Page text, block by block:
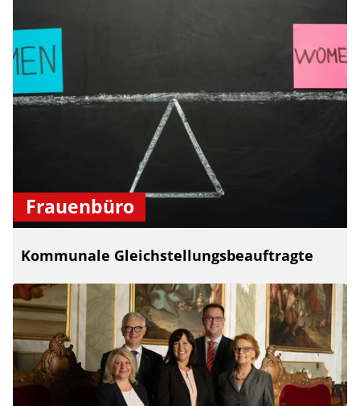
Frauenbüro
Kommunale Gleichstellungsbeauftragte